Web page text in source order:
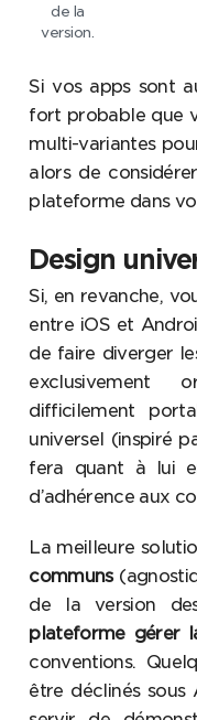
de la
version.
Si vos apps sont
fort probable que
multi-variantes
alors de
plateforme dans
Design
Si, en revanche,
entre iOS et
de faire diverger
exclusivement
difficilement
universel (inspiré
fera quant à lui
d’adhérence aux
La meilleure
communs
de la version
plateforme gérer
conventions.
être déclinés sous